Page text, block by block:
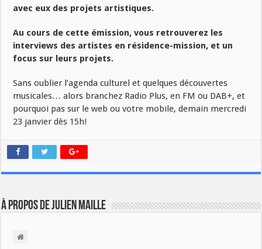
avec eux des projets artistiques.
Au cours de cette émission, vous retrouverez les
interviews des artistes en résidence-mission, et un
focus sur leurs projets.
Sans oublier l’agenda culturel et quelques découvertes
musicales… alors branchez Radio Plus, en FM ou DAB+, et
pourquoi pas sur le web ou votre mobile, demain mercredi
23 janvier dès 15h!
À propos de Julien Maille